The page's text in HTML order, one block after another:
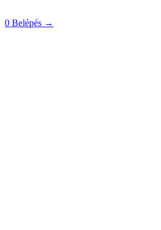
0 Belépés →